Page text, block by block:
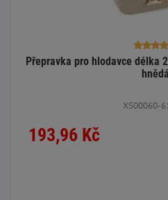
Přepravka pro hlodavce délka
hnědá
XS00060-
193,96 Kč